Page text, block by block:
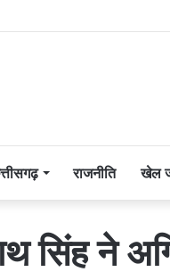
राजनीति खेल
सिंह ने